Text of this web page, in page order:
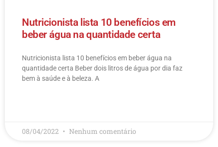
Nutricionista lista 10 benefícios em
beber água na quantidade certa
Nutricionista lista 10 benefícios em beber água na
quantidade certa Beber dois litros de água por dia faz
bem à saúde e à beleza. A
08/04/2022 Nenhum comentário